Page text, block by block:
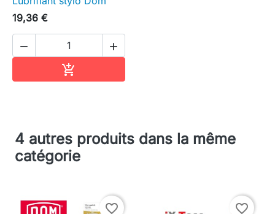
19,36 €
 

4 autres produits dans la même
catégorie
favorite_border favorite_border